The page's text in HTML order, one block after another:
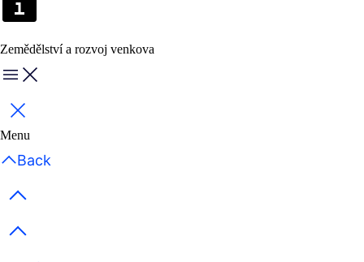
Zemědělství a rozvoj venkova
Menu
Zavřít
Menu
Back
Previous items
Next items